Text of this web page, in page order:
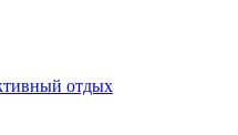
отдых